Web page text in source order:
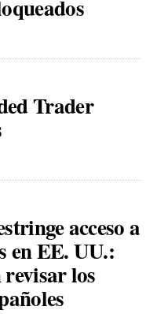
Trader
acceso a
en EE. UU.:
revisar los